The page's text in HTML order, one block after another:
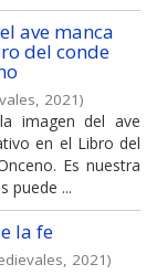
ave manca
del conde
, 2021)
imagen del ave
en el Libro del
Es nuestra
puede ...
la fe
, 2021)